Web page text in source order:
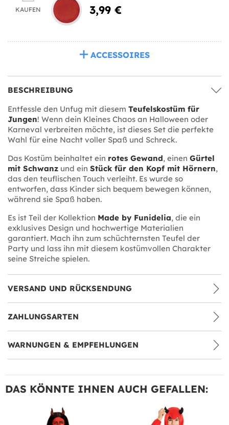
KAUFEN 3,99 €
ACCESSOIRES
BESCHREIBUNG
Entfessle den Unfug mit diesem Teufelskostüm für
Jungen! Wenn dein Kleines Chaos an Halloween oder
Karneval verbreiten möchte, ist dieses Set die perfekte
Wahl für eine Nacht voller Spaß und Schreck.
Das Kostüm beinhaltet ein rotes Gewand, einen Gürtel
mit Schwanz und ein Stück für den Kopf mit Hörnern,
das den teuflischen Touch verleiht. Es wurde so
entworfen, dass Kinder sich bequem bewegen können,
während sie Spaß haben.
Es ist Teil der Kollektion Made by Funidelia, die ein
exklusives Design und hochwertige Materialien
garantiert. Mach ihn zum schüchternsten Teufel der
Party und lass ihn mit diesem kostümvollen Charakter
seine Streiche spielen.
VERSAND UND RÜCKSENDUNG
ZAHLUNGSARTEN
WARNUNGEN & EMPFEHLUNGEN
DAS KÖNNTE IHNEN AUCH GEFALLEN: